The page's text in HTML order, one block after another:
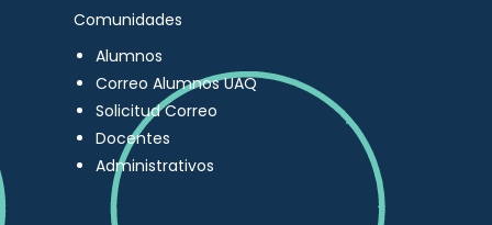
Comunidades
Alumnos
Correo Alumnos UAQ
Solicitud Correo
Docentes
Administrativos